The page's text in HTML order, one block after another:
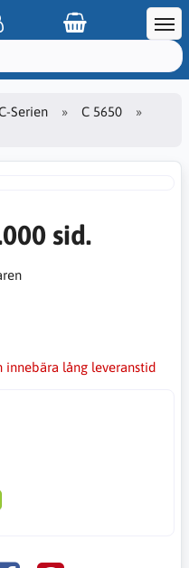
Serien
C 5650
sid.
innebära lång leveranstid